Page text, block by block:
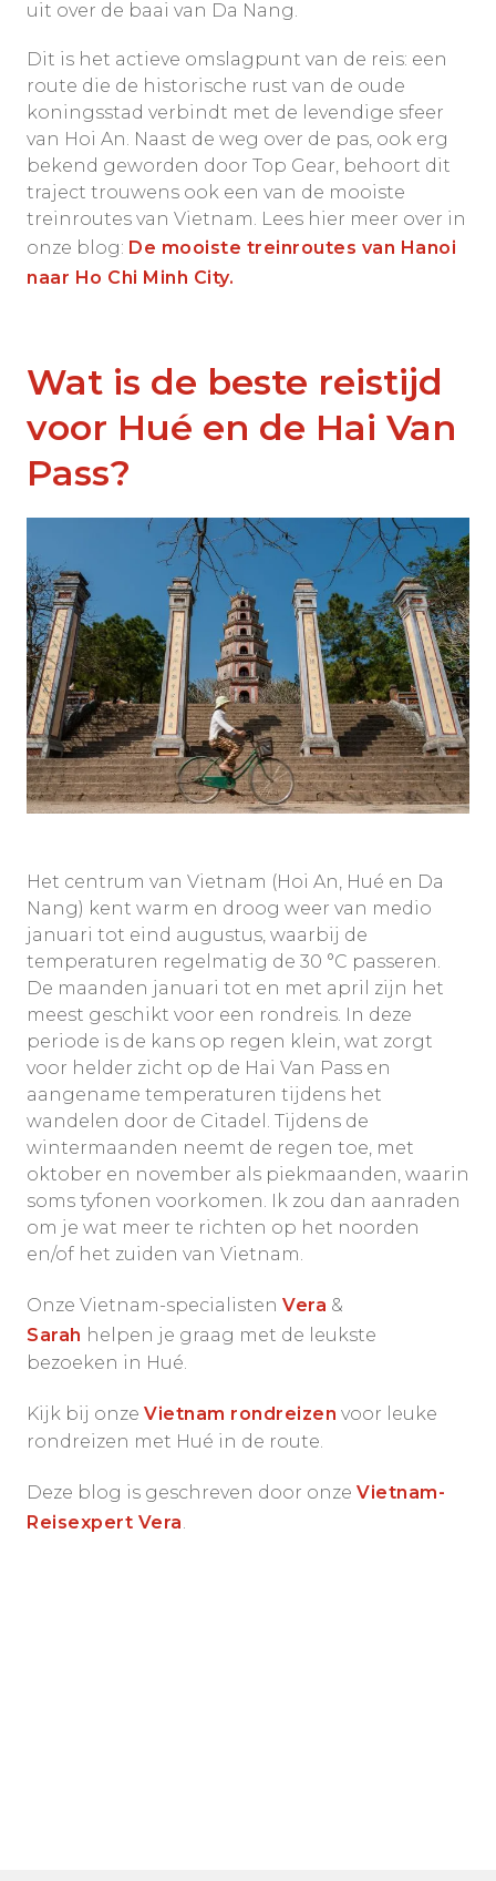
uit over de baai van Da Nang.
Dit is het actieve omslagpunt van de reis: een
route die de historische rust van de oude
koningsstad verbindt met de levendige sfeer
van Hoi An. Naast de weg over de pas, ook erg
bekend geworden door Top Gear, behoort dit
traject trouwens ook een van de mooiste
treinroutes van Vietnam. Lees hier meer over in
onze blog: De mooiste treinroutes van Hanoi
naar Ho Chi Minh City.
Wat is de beste reistijd
voor Hué en de Hai Van
Pass?
Het centrum van Vietnam (Hoi An, Hué en Da
Nang) kent warm en droog weer van medio
januari tot eind augustus, waarbij de
temperaturen regelmatig de 30 °C passeren.
De maanden januari tot en met april zijn het
meest geschikt voor een rondreis. In deze
periode is de kans op regen klein, wat zorgt
voor helder zicht op de Hai Van Pass en
aangename temperaturen tijdens het
wandelen door de Citadel. Tijdens de
wintermaanden neemt de regen toe, met
oktober en november als piekmaanden, waarin
soms tyfonen voorkomen. Ik zou dan aanraden
om je wat meer te richten op het noorden
en/of het zuiden van Vietnam.
Onze Vietnam-specialisten Vera &
Sarah helpen je graag met de leukste
bezoeken in Hué.
Kijk bij onze Vietnam rondreizen voor leuke
rondreizen met Hué in de route.
Deze blog is geschreven door onze Vietnam-
Reisexpert Vera